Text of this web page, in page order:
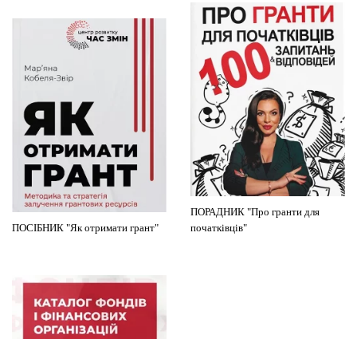
ПОРАДНИК "Про гранти для
початківців"
ПОСІБНИК "Як отримати грант"